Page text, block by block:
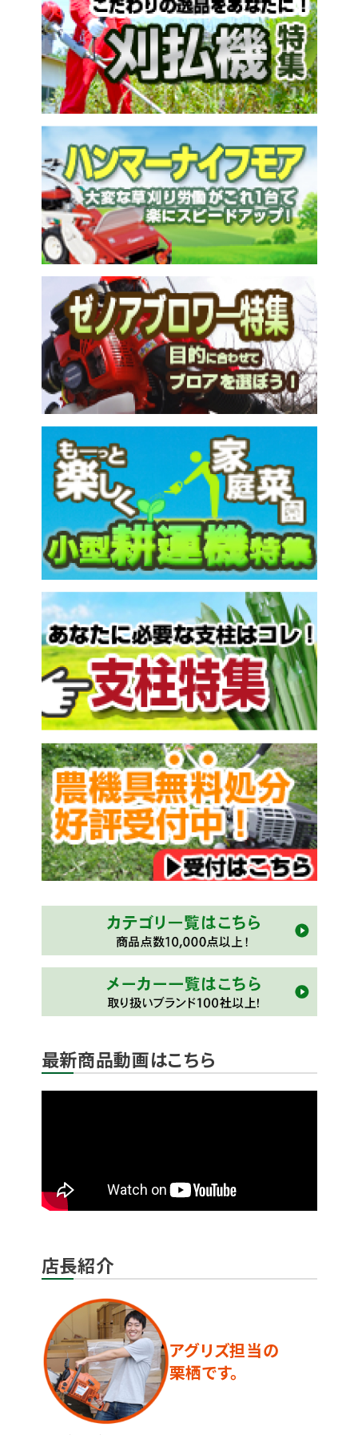
最新商品動画はこちら
店長紹介
アグリズ担当の
栗栖です。